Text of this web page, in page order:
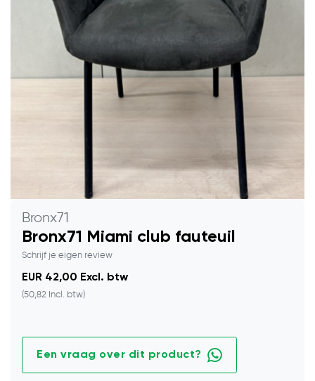
Bronx71
Bronx71 Miami club fauteuil
Schrijf je eigen review
EUR 42,00 Excl. btw
(50,82 Incl. btw)
Een vraag over dit product?